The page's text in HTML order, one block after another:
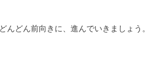
んどん前向きに、進んでいきましょう。